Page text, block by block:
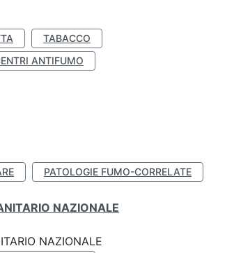
TABACCO
ANTIFUMO
PATOLOGIE FUMO-CORRELATE
NAZIONALE
NAZIONALE